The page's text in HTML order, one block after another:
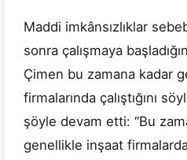
Maddi imkânsızlıklar
sonra çalışmaya
Çimen bu zamana kadar
firmalarında çalıştığını
şöyle devam etti: “Bu
genellikle inşaat